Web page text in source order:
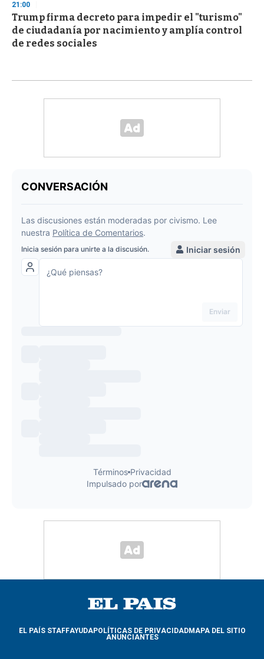
21:00
Trump firma decreto para impedir el "turismo"
de ciudadanía por nacimiento y amplía control
de redes sociales
EL PAÍS STAFFAYUDAPOLÍTICAS DE PRIVACIDADMAPA DEL SITIO
ANUNCIANTES